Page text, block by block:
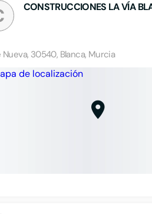
CONSTRUCCIONES LA VÍA
Nueva, 30540, Blanca, Murcia